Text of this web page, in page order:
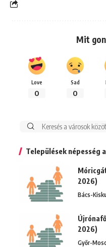
Mit
Love
0
Sad
0
Keresés:
Települések népesség
2026)
Bács-
2026)
Győr-